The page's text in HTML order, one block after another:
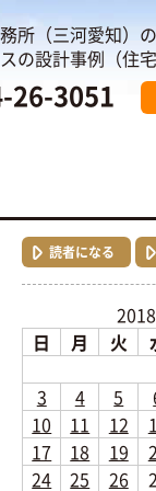
所（三河愛知）
の設計事例（住
26-3051
読者になる
日
月 火
3
4 5
10
11 12
17
18 19
24
25 26